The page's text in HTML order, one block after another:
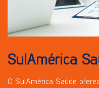
SulAmérica
O SulAmérica Saúde